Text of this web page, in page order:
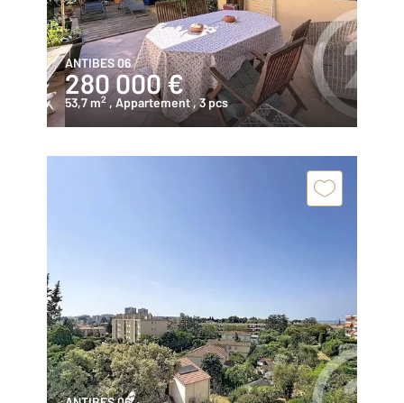
ANTIBES 06
280 000 €
53,7 m2 , Appartement, 3 pcs